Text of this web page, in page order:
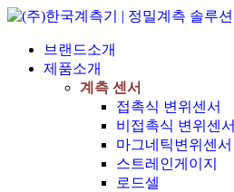
브랜드소개
제품소개
계측 센서
접촉식 변위센서
비접촉식 변위센서
마그네틱변위센서
스트레인게이지
로드셀